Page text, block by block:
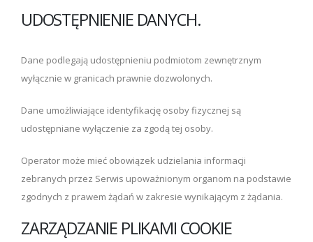
UDOSTĘPNIENIE DANYCH.
Dane podlegają udostępnieniu podmiotom zewnętrznym
wyłącznie w granicach prawnie dozwolonych.
Dane umożliwiające identyfikację osoby fizycznej są
udostępniane wyłączenie za zgodą tej osoby.
Operator może mieć obowiązek udzielania informacji
zebranych przez Serwis upoważnionym organom na podstawie
zgodnych z prawem żądań w zakresie wynikającym z żądania.
ZARZĄDZANIE PLIKAMI COOKIE